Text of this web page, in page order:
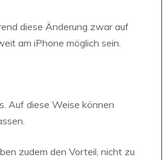
diese Änderung zwar auf
am iPhone möglich sein.
Auf diese Weise können
zudem den Vorteil, nicht zu